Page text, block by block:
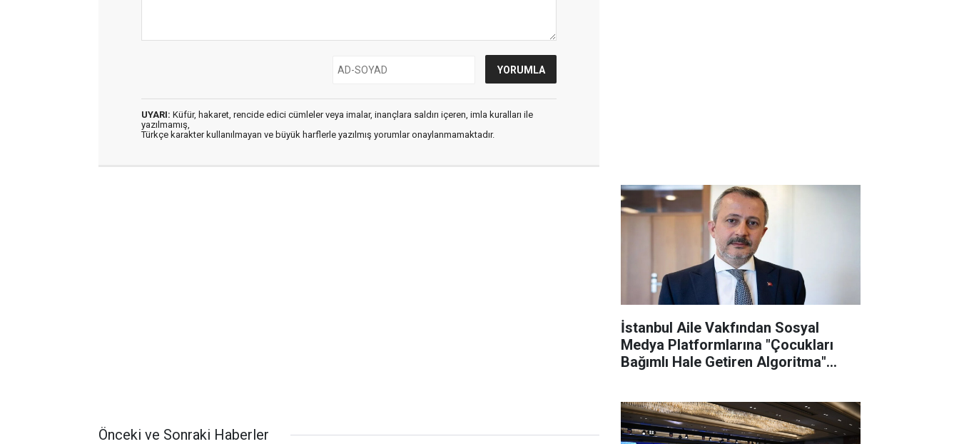
UYARI: Küfür, hakaret, rencide edici cümleler veya imalar, inançlara saldırı içeren, imla kuralları ile
yazılmamış,
Türkçe karakter kullanılmayan ve büyük harflerle yazılmış yorumlar onaylanmamaktadır.
Önceki ve Sonraki Haberler
İstanbul Aile Vakfından Sosyal
Medya Platformlarına "Çocukları
Bağımlı Hale Getiren Algoritma"